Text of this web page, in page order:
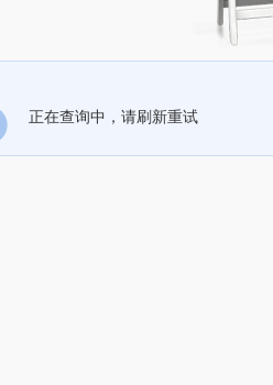
正在查询中，请刷新重试